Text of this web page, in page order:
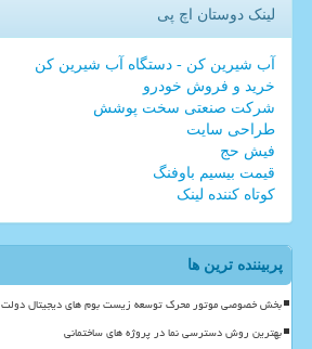
لینک دوستان اچ پی
آب شیرین کن - دستگاه آب شیرین کن
خرید و فروش خودرو
شرکت صنعتی سخت پوشش
طراحی سایت
فیش حج
قیمت بیسیم باوفنگ
کوتاه کننده لینک
پربیننده ترین ها
بخش خصوصی موتور محرک توسعه زیست بوم های دیجیتال دولت
بهترین روش دسترسی نما در پروژه های ساختمانی